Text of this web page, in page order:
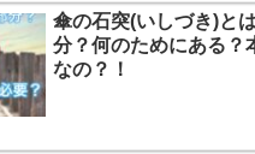
傘の石突(いしづき)と
分？何のためにある？
なの？！